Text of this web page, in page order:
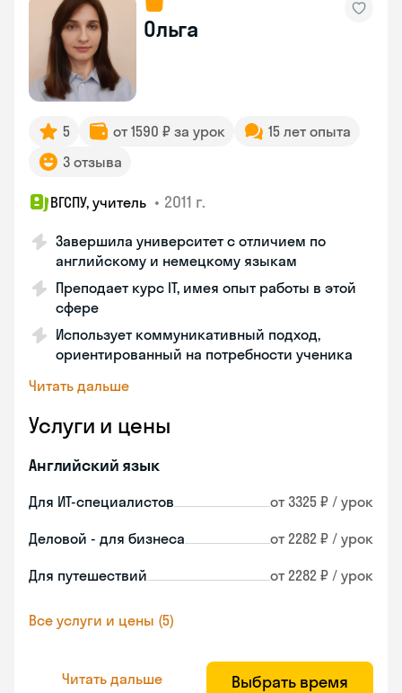
Ольга
5 от 1590 ₽ за урок
15 лет опыта
3 отзыва
ВГСПУ, учитель • 2011 г.
Завершила университет с отличием по
английскому и немецкому языкам
Преподает курс IT, имея опыт работы в этой
сфере
Использует коммуникативный подход,
ориентированный на потребности ученика
Читать дальше
Услуги и цены
Английский язык
Для ИТ-специалистов от 3325 ₽ / урок
Деловой - для бизнеса от 2282 ₽ / урок
Для путешествий от 2282 ₽ / урок
Все услуги и цены (5)
Читать дальше Выбрать время